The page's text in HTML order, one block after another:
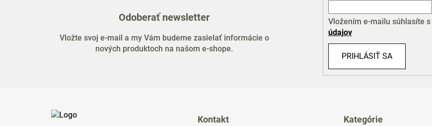
Odoberať newsletter
Vložte svoj e-mail a my Vám budeme zasielať informácie o
nových produktoch na našom e-shope.
Vložením e-mailu súhlasíte s
údajov
PRIHLÁSIŤ SA
Kontakt Kategórie